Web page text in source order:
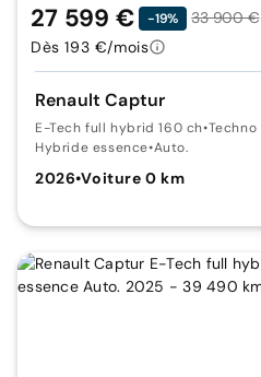
Renault Captur
E-Tech full hybrid 160 ch•Techno
Hybride essence•Auto.
2026•Voiture 0 km
27 599 € -19%
33 900 €
Dès 193 €/mois